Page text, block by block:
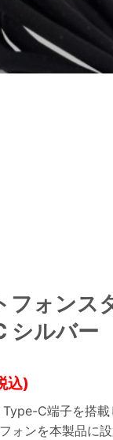
フォンス
シルバー
込)
C端子を搭
ォンを本製品に